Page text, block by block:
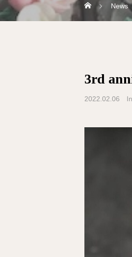
News
3rd
2022.02.06